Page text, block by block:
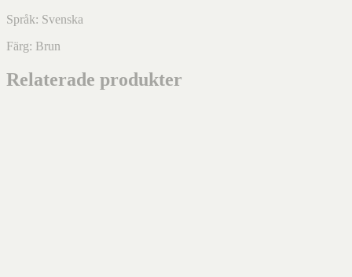
Språk: Svenska
Färg: Brun
Relaterade produkter